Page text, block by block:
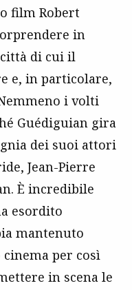
film Robert
in
di cui il
e, in particolare,
i volti
Guédiguian gira
dei suoi attori
Jean-Pierre
È incredibile
esordito
mantenuto
per così
in scena le